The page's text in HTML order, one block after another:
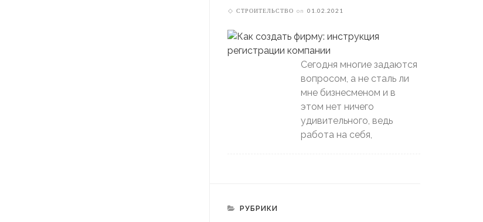
СТРОИТЕЛЬСТВО on 01.02.2021
Сегодня многие задаются
вопросом, а не сталь ли
мне бизнесменом и в
этом нет ничего
удивительного, ведь
работа на себя,
РУБРИКИ